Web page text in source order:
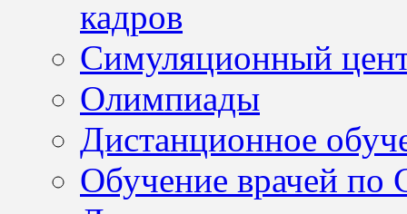
кадров
Симуляционный
Олимпиады
Дистанционное
Обучение врачей по